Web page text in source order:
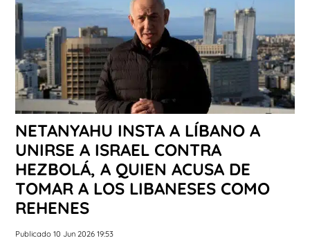
NETANYAHU INSTA A LÍBANO A
UNIRSE A ISRAEL CONTRA
HEZBOLÁ, A QUIEN ACUSA DE
TOMAR A LOS LIBANESES COMO
REHENES
Publicado 10 Jun 2026 19:53